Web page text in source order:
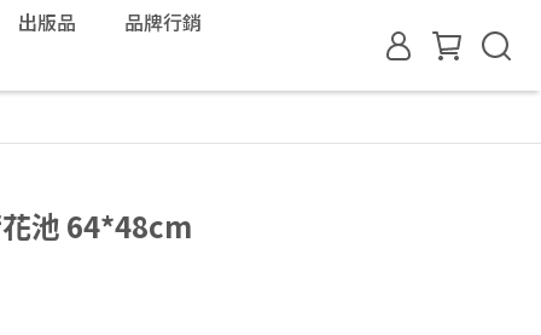
出版品 品牌行銷
池 64*48cm